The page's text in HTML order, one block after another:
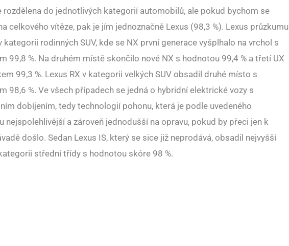
rozdělena do jednotlivých kategorií automobilů, ale pokud bychom se
celkového vítěze, pak je jím jednoznačně Lexus (98,3 %). Lexus průzkumu
kategorii rodinných SUV, kde se NX první generace vyšplhalo na vrchol s
99,8 %. Na druhém místě skončilo nové NX s hodnotou 99,4 % a třetí UX
99,3 %. Lexus RX v kategorii velkých SUV obsadil druhé místo s
98,6 %. Ve všech případech se jedná o hybridní elektrické vozy s
dobíjením, tedy technologií pohonu, která je podle uvedeného
nejspolehlivější a zároveň jednodušší na opravu, pokud by přeci jen k
došlo. Sedan Lexus IS, který se sice již neprodává, obsadil nejvyšší
střední třídy s hodnotou skóre 98 %.